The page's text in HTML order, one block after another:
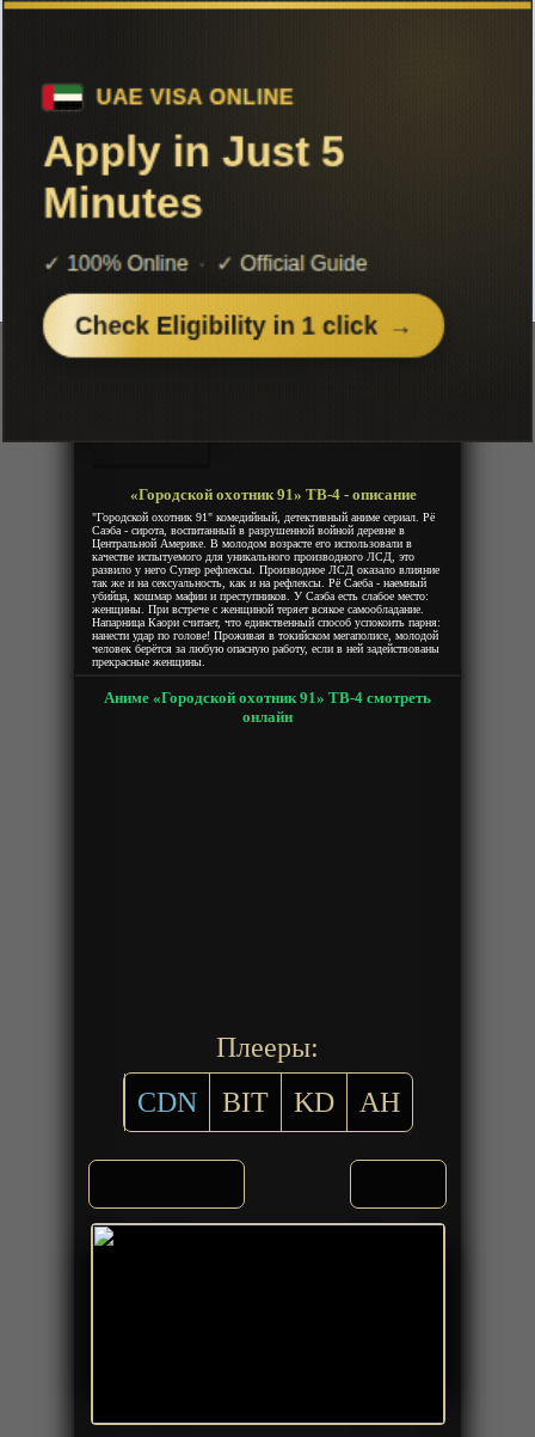
Чтобы не терять с нами связь,
подписывайся на наш
«Городской охотник 91» ТВ-4
Добавленно: 16 декабря 2019 | Серии: [13 из 13]
Год:1991
Сенен, Экшен, Детектив, Комедия
«Городской охотник 91» ТВ-4 - описание
"Городской охотник 91" комедийный, детективный аниме сериал. Рё
Саэба - сирота, воспитанный в разрушенной войной деревне в
Центральной Америке. В молодом возрасте его использовали в
качестве испытуемого для уникального производного ЛСД, это
развило у него Супер рефлексы. Производное ЛСД оказало влияние
так же и на сексуальность, как и на рефлексы. Рё Саеба - наемный
убийца, кошмар мафии и преступников. У Саэба есть слабое место:
женщины. При встрече с женщиной теряет всякое самообладание.
Напарница Каори считает, что единственный способ успокоить парня:
нанести удар по голове! Проживая в токийском мегаполисе, молодой
человек берётся за любую опасную работу, если в ней задействованы
прекрасные женщины.
Аниме «Городской охотник 91» ТВ-4 смотреть
онлайн
Плееры:
CDN
BIT KD AH